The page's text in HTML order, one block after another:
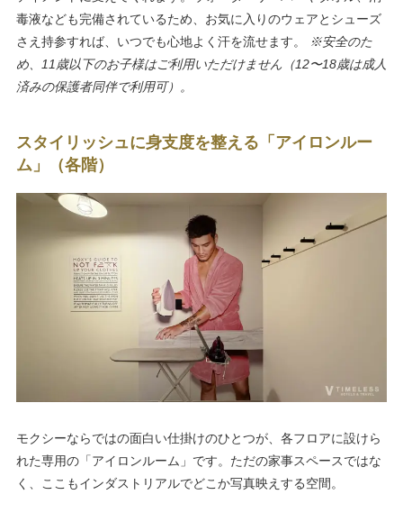
毒液なども完備されているため、お気に入りのウェアとシューズ
さえ持参すれば、いつでも心地よく汗を流せます。
※安全のた
め、11歳以下のお子様はご利用いただけません（12〜18歳は成人
済みの保護者同伴で利用可）。
スタイリッシュに身支度を整える「アイロンルー
ム」（各階）
モクシーならではの面白い仕掛けのひとつが、各フロアに設けら
れた専用の「アイロンルーム」です。ただの家事スペースではな
く、ここもインダストリアルでどこか写真映えする空間。